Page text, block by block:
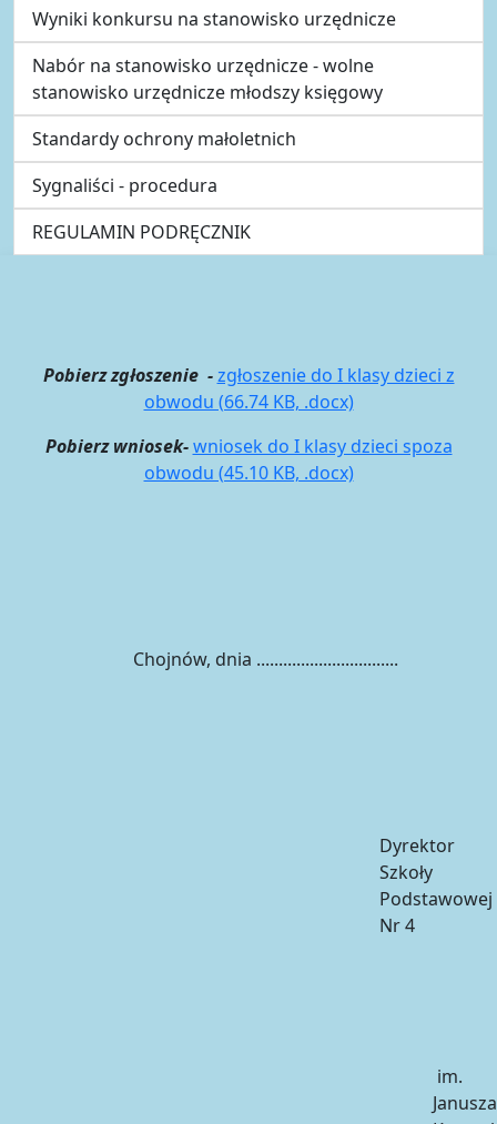
Wyniki konkursu na stanowisko urzędnicze
Nabór na stanowisko urzędnicze - wolne
stanowisko urzędnicze młodszy księgowy
Standardy ochrony małoletnich
Sygnaliści - procedura
REGULAMIN PODRĘCZNIK
Pobierz zgłoszenie -zgłoszenie do I klasy dzieci z
obwodu (66.74 KB, .docx)
Pobierz wniosek-wniosek do I klasy dzieci spoza
obwodu (45.10 KB, .docx)
Chojnów, dnia ................................
Dyrektor
Szkoły
Podstawowej
Nr 4
im.
Janusza